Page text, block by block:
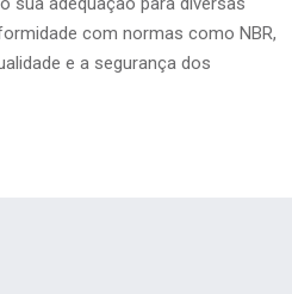
com normas como NBR,
e a segurança dos